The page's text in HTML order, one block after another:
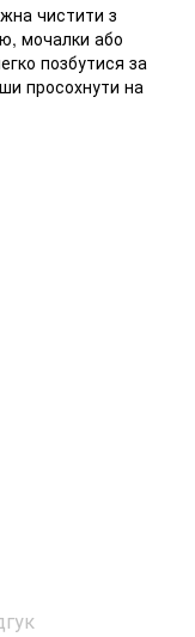
чистити з
мочалки або
позбутися за
просохнути на